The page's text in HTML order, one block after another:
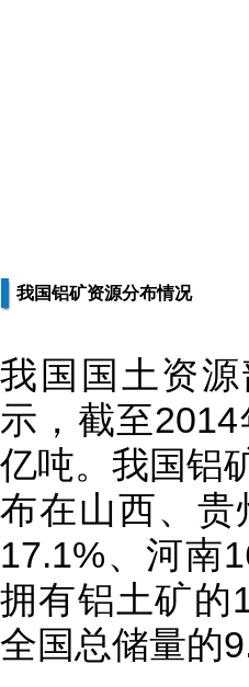
我国铝矿资源分布情况
我国国土资
示，截至
亿吨。我国铝
布在山西、贵
17.1%、河南
拥有铝土矿的
全国总储量的